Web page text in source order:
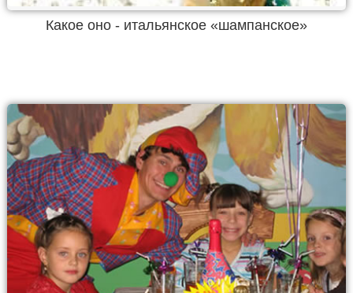
Какое оно - итальянское «шампанское»